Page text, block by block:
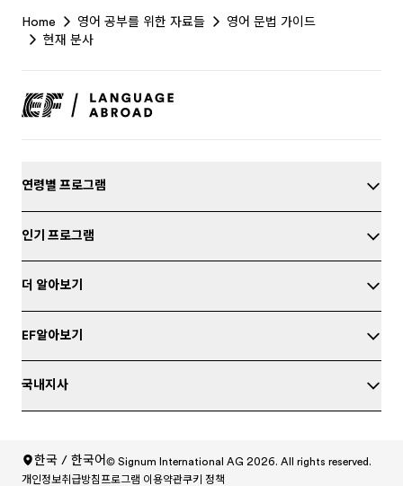
Footer
Home 영어 공부를 위한 자료들
영어 문법 가이드
현재 분사
연령별 프로그램
인기 프로그램
더 알아보기
EF알아보기
국내지사
한국 / 한국어
North America/Canada / English
© Signum International AG 2026. All rights reserved.
개인정보취급방침 프로그램 이용약관쿠키 정책